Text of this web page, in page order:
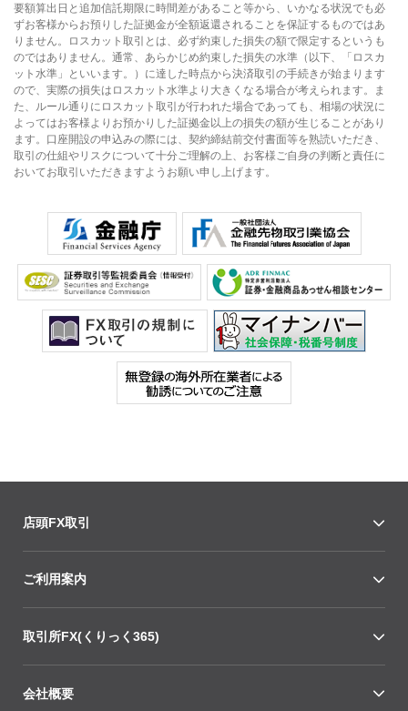
要額算出日と追加信託期限に時間差があること等から、いかなる状況でも必
ずお客様からお預りした証拠金が全額返還されることを保証するものではあ
りません。ロスカット取引とは、必ず約束した損失の額で限定するというも
のではありません。通常、あらかじめ約束した損失の水準（以下、「ロスカ
ット水準」といいます。）に達した時点から決済取引の手続きが始まります
ので、実際の損失はロスカット水準より大きくなる場合が考えられます。ま
た、ルール通りにロスカット取引が行われた場合であっても、相場の状況に
よってはお客様よりお預かりした証拠金以上の損失の額が生じることがあり
ます。口座開設の申込みの際には、契約締結前交付書面等を熟読いただき、
取引の仕組やリスクについて十分ご理解の上、お客様ご自身の判断と責任に
おいてお取引いただきますようお願い申し上げます。
店頭FX取引
ご利用案内
取引所FX(くりっく365)
会社概要